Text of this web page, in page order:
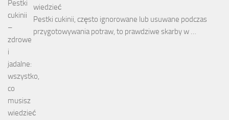
wiedzieć
Pestki cukinii, często ignorowane lub usuwane podczas
przygotowywania potraw, to prawdziwe skarby w …